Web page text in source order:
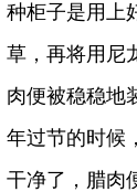
种柜子是用上
草，再将用尼
肉便被稳稳地
年过节的时候
干净了，腊肉